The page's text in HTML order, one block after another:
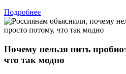
Подробнее
Почему нельзя пить
что так модно